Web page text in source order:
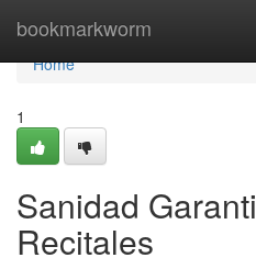
bookmarkworm
Home
Home
1
Sanidad
Recitales